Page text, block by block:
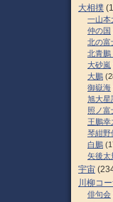
大相撲
一山本
仲の国
北の富
北青鵬
大砂嵐
大鵬
御嶽海
旭大星
照ノ富
王鵬幸
琴紺野
白鵬
矢後太
宇宙
川柳コ
俳句会